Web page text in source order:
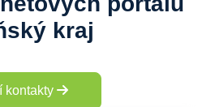
kraj
kontakty